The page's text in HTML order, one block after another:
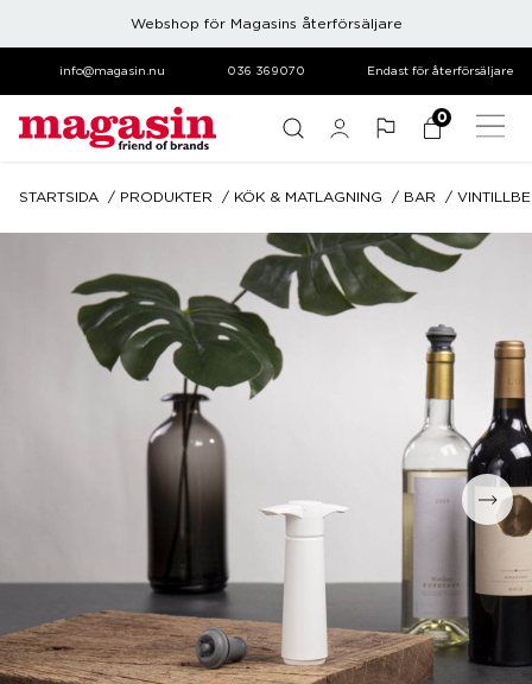
Webshop för Magasins återförsäljare
info@magasin.nu 036 369070 Endast för återförsäljare
0
STARTSIDA PRODUKTER KÖK & MATLAGNING BAR